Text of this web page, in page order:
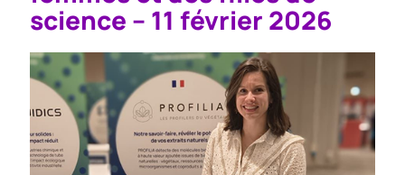
science – 11 février 2026